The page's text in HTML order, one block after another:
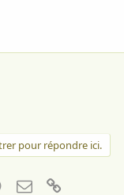
pour répondre ici.
WhatsApp
Email